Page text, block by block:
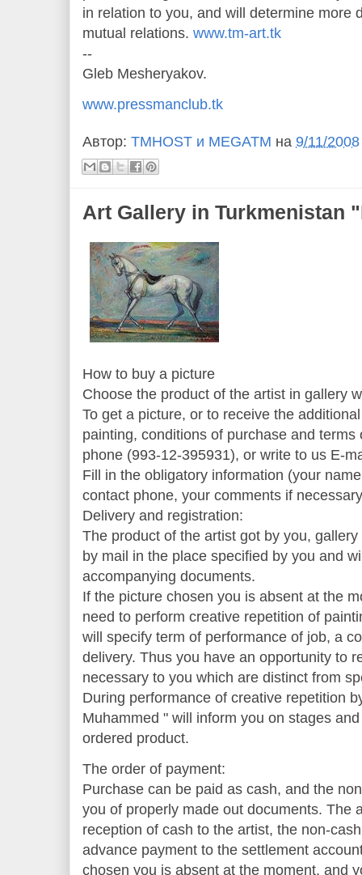
in relation to you, and will determine more
mutual relations. www.tm-art.tk
--
Gleb Mesheryakov.
www.pressmanclub.tk
Автор: TMHOST и MEGATM на 9/11/2008
Art Gallery in Turkmenistan
How to buy a picture
Choose the product of the artist in gallery
To get a picture, or to receive the
painting, conditions of purchase and terms
phone (993-12-395931), or write to us E-
Fill in the obligatory information (your
contact phone, your comments if
Delivery and registration:
The product of the artist got by you,
by mail in the place specified by you and
accompanying documents.
If the picture chosen you is absent at the
need to perform creative repetition of
will specify term of performance of job, a
delivery. Thus you have an opportunity to
necessary to you which are distinct from
During performance of creative repetition
Muhammed " will inform you on stages
ordered product.
The order of payment:
Purchase can be paid as cash, and the
you of properly made out documents. The
reception of cash to the artist, the non-
advance payment to the settlement
chosen you is absent at the moment, and